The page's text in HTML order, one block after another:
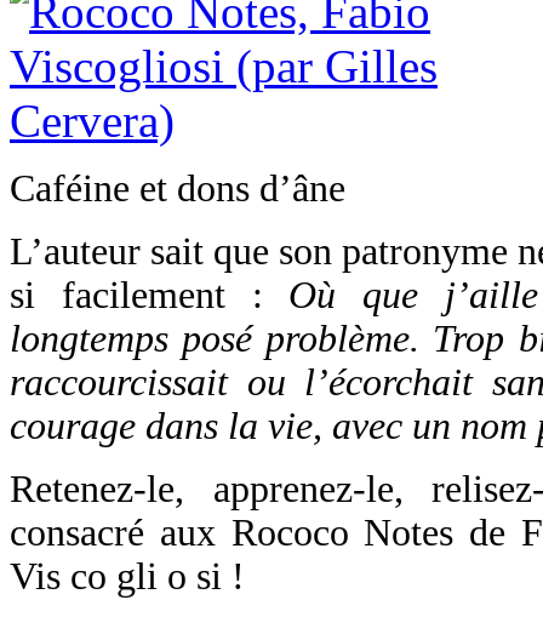
Caféine et dons d’âne
L’auteur sait que son patronyme
si facilement : Où que
longtemps posé problème. Trop
raccourcissait ou l’écorchait
courage dans la vie, avec un nom
Retenez-le, apprenez-le,
consacré aux Rococo Notes de
Vis co gli o si !